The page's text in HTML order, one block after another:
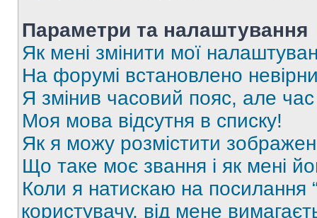
Параметри та налаштування
Як мені змінити мої
На форумі встановлено
Я змінив часовий пояс, але
Моя мова відсутня в списку!
Як я можу розмістити
Що таке моє звання і як мені
Коли я натискаю на посилання
користувачу, від мене